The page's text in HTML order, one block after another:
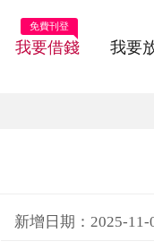
我要借錢
免費刊登
我要
新增日期：2025-11-